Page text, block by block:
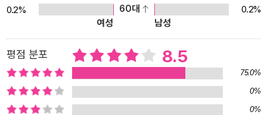
다. 아기자기한 일상을 그리는 듯하지만, 그 안에서 현실과 환상을 오
가는 사건들을 능청스럽게 엮어내는 김기정 작가의 이야기 솜씨가 이
작품에서도 유감없이 발휘되었다. 등장인물 사이에 다툼이나 갈등 없
이도 자연스럽고 유쾌하게 이야기를 끝맺는 솜씨는 독자들을 읽는 내
내 행복하게 만든다. 또 평범한 학교 앞 문방구를 날마다 신기하고 새
롭고 멋지고 기막힌 일들로 가득 찬 환상적인 공간으로 재탄생시킨
유쾌한 상상력이 돋보이는 작품이다. 줄거리_학교 앞 문방구 주인 ‘건
0.2%
60대
0.2%
여성
남성
평점 분포 8.5
75.0%
0%
0%